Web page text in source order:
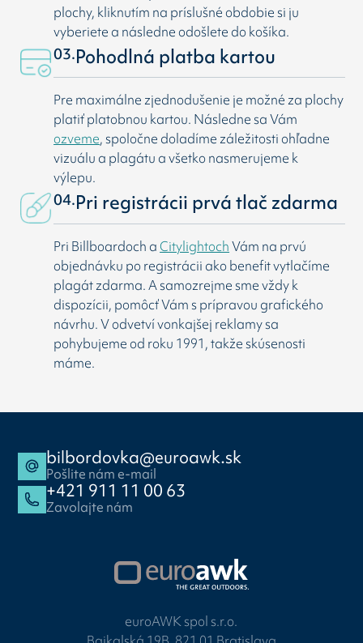
plochy, kliknutím na príslušné obdobie si ju
vyberiete a následne odošlete do košíka.
03.Pohodlná platba kartou
Pre maximálne zjednodušenie je možné za plochy
platiť platobnou kartou. Následne sa Vám
ozveme, spoločne doladíme záležitosti ohľadne
vizuálu a plagátu a všetko nasmerujeme k
výlepu.
04.Pri registrácii prvá tlač zdarma
Pri Billboardoch aCitylightochVám na prvú
objednávku po registrácii ako benefit vytlačíme
plagát zdarma. A samozrejme sme vždy k
dispozícii, pomôcť Vám s prípravou grafického
návrhu. V odvetví vonkajšej reklamy sa
pohybujeme od roku 1991, takže skúsenosti
máme.
bilbordovka@euroawk.sk
Pošlite nám e-mail
+421 911 11 00 63
Zavolajte nám
euroAWK spol s.r.o.